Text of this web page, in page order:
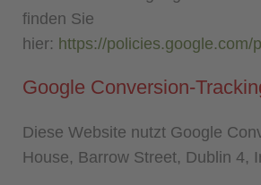
finden Sie
hier: https://policies.google.com/
Google Conversion-
Diese Website nutzt Google
House, Barrow Street, Dublin 4,